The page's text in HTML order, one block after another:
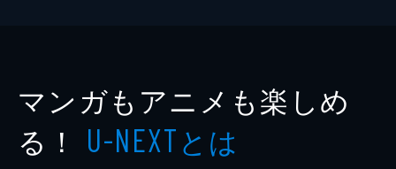
マンガもアニメも楽しめ
る！ U-NEXTとは